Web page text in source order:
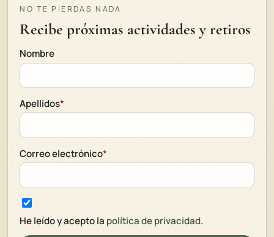
NO TE PIERDAS NADA
Recibe próximas actividades y retiros
Nombre
Apellidos*
Correo electrónico*
He leído y acepto la política de privacidad.